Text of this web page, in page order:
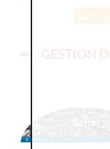
GESTION